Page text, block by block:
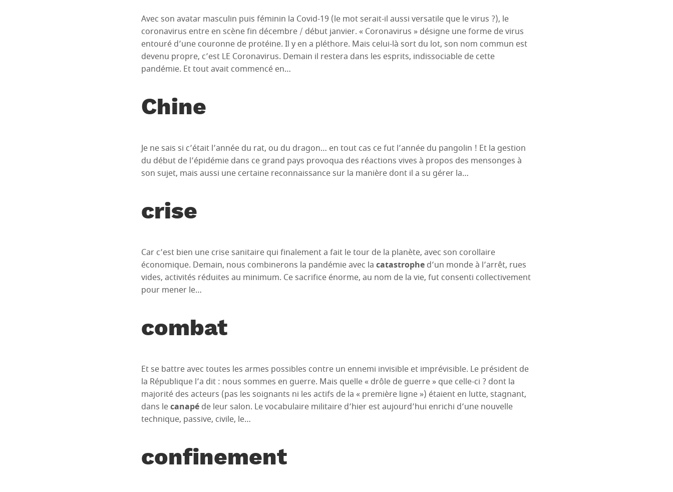
Avec son avatar masculin puis féminin la Covid-19 (le mot serait-il aussi versatile que le virus ?), le
coronavirus entre en scène fin décembre / début janvier. « Coronavirus » désigne une forme de virus
entouré d’une couronne de protéine. Il y en a pléthore. Mais celui-là sort du lot, son nom commun est
devenu propre, c’est LE Coronavirus. Demain il restera dans les esprits, indissociable de cette
pandémie. Et tout avait commencé en…
Chine
Je ne sais si c’était l’année du rat, ou du dragon… en tout cas ce fut l’année du pangolin ! Et la gestion
du début de l’épidémie dans ce grand pays provoqua des réactions vives à propos des mensonges à
son sujet, mais aussi une certaine reconnaissance sur la manière dont il a su gérer la…
crise
Car c’est bien une crise sanitaire qui finalement a fait le tour de la planète, avec son corollaire
économique. Demain, nous combinerons la pandémie avec la catastrophe d’un monde à l’arrêt, rues
vides, activités réduites au minimum. Ce sacrifice énorme, au nom de la vie, fut consenti collectivement
pour mener le…
combat
Et se battre avec toutes les armes possibles contre un ennemi invisible et imprévisible. Le président de
la République l’a dit : nous sommes en guerre. Mais quelle « drôle de guerre » que celle-ci ? dont la
majorité des acteurs (pas les soignants ni les actifs de la « première ligne ») étaient en lutte, stagnant,
dans lecanapé de leur salon. Le vocabulaire militaire d’hier est aujourd’hui enrichi d’une nouvelle
technique, passive, civile, le…
confinement